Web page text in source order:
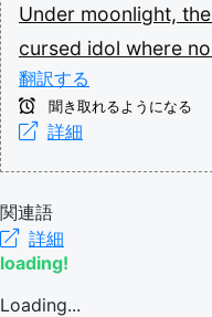
Under moonlight, the
cursed idol where no
翻訳する
聞き取れるようになる
詳細
関連語
詳細
loading!
Loading...